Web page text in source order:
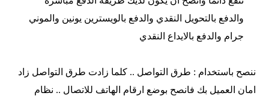
والدفع بالتحويل النقدي والدفع بالويسترين يونين والموني
جرام والدفع بالايداع النقدي
ننصح باستخدام : طرق التواصل .. كلما زادت طرق التواصل زاد
امان العميل بك فانصح بوضع ارقام الهاتف للاتصال .. نظام